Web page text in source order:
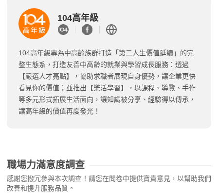
104高年級
104高年級專為中高齡族群打造「第二人生價值延續」的完
整生態系，打造友善中高齡的就業與學習成長服務：透過
【嚴選人才亮點】，協助求職者展現自身優勢，讓企業更快
看見你的價值；並推出【樂活學習】，以課程、導覽、手作
等多元形式拓展生活面向，讓知識被分享、經驗得以傳承，
讓高年級的價值再度發光！
職場力滿意度調查
感謝您撥冗參與本次調查！請您在問卷中提供寶貴意見，以幫助我們
改善和提升服務品質。